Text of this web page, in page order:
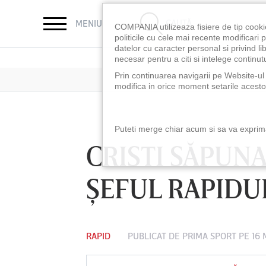
MENIU CAUTĂ
CRISTI
ŞEFUL
RAPID PUBLICAT DE PRIMA SPORT PE 16
LUNI 10 AUG, 18:30 LUNI 10 AUG,
COMPANIA utilizeaza fisiere de tip
politicile cu cele mai recente modificari
datelor cu caracter personal si privind
necesar pentru a citi si intelege
Prin continuarea navigarii pe Website-
modifica in orice moment setarile
Puteti merge chiar acum si sa va